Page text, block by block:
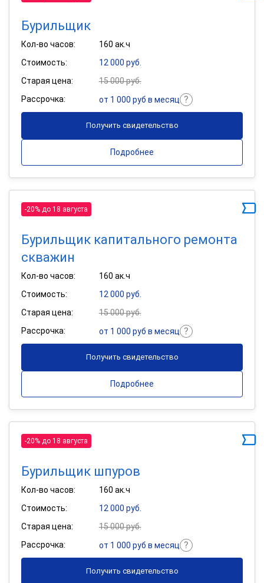
Бурильщик
Кол-во часов:
160 ак.ч
Стоимость:
12 000 руб.
Старая цена:
15 000 руб.
Рассрочка:
от 1 000 руб в месяц
Получить свидетельство
Подробнее
-20% до 18 августа
Бурильщик капитального ремонта
скважин
Кол-во часов:
160 ак.ч
Стоимость:
12 000 руб.
Старая цена:
15 000 руб.
Рассрочка:
от 1 000 руб в месяц
Получить свидетельство
Подробнее
-20% до 18 августа
Бурильщик шпуров
Кол-во часов:
160 ак.ч
Стоимость:
12 000 руб.
Старая цена:
15 000 руб.
Рассрочка:
от 1 000 руб в месяц
Получить свидетельство